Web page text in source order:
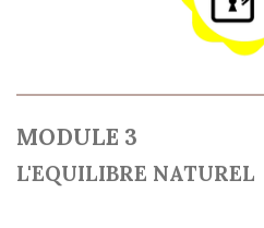
MODULE 3
L'EQUILIBRE NATUREL